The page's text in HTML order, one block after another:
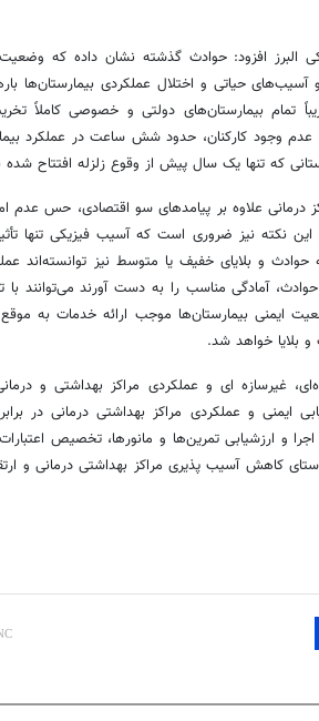
افزود: حوادث گذشته نشان داده که وضعیت
و آسیب‌های حیاتی و اختلال عملکردی بیمارستان‌ها
در زلزله بم (۱۳۸۲)، تقریباً تمام بیمارستان‌های دولتی و خصوصی
و عدم وجود کارکنان، حدود شش ساعت در عملکرد
علاوه بر پیامدهای سو اقتصادی، حس عدم
نکته نیز ضروری است که آسیب فیزیکی تنها
و بلایای خفیف یا متوسط نیز توانسته‌اند
آمادگی مناسب را به دست آورند می‌توانند با
ایمنی بیمارستان‌ها موجب ارائه خدمات به
بلایا خواهد شد.
غیرسازه ای و عملکردی مراکز بهداشتی و
ایمنی و عملکردی مراکز بهداشتی درمانی در
و ارزشیابی تمرین‌ها و مانورها، تخصیص
کاهش آسیب پذیری مراکز بهداشتی درمانی و